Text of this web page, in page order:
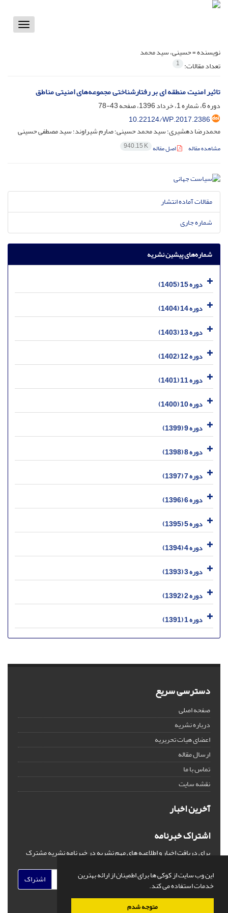
این وب سایت از کوکی ها برای اطمینان از ارائه بهترین
خدمات استفاده می کند.
متوجه شدم
Toggle
نویسنده =حسینی، سید محمد
تعداد مقالات: 1
تاثیر امنیت منطقه ای بر رفتارشناختی مجموعه‌های امنیتی مناطق
دوره 6، شماره 1، خرداد 1396، صفحه
43-78
10.22124/WP.2017.2386
محمدرضا دهشیری؛ سید محمد حسینی؛ صارم شیراوند؛ سید مصطفی حسینی
مشاهده مقاله اصل مقاله 940.15 K
مقالات آماده انتشار
شماره جاری
شماره‌های پیشین نشریه
دوره 15 (1405)
دوره 14 (1404)
دوره 13 (1403)
دوره 12 (1402)
دوره 11 (1401)
دوره 10 (1400)
دوره 9 (1399)
دوره 8 (1398)
دوره 7 (1397)
دوره 6 (1396)
دوره 5 (1395)
دوره 4 (1394)
دوره 3 (1393)
دوره 2 (1392)
دوره 1 (1391)
دسترسی سریع
صفحه اصلی
درباره نشریه
اعضای هیات تحریریه
ارسال مقاله
تماس با ما
نقشه سایت
آخرین اخبار
اشتراک خبرنامه
برای دریافت اخبار و اطلاعیه های مهم نشریه در خبرنامه نشریه مشترک
اشتراک